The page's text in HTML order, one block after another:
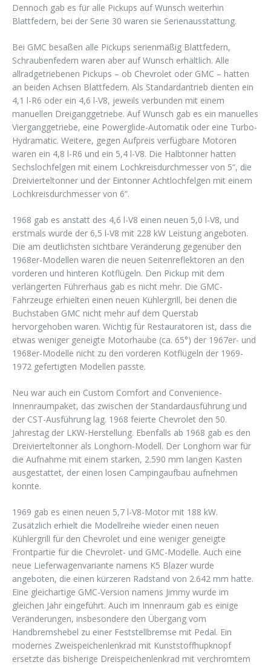
Dennoch gab es für alle Pickups auf Wunsch weiterhin
Blattfedern, bei der Serie 30 waren sie Serienausstattung.
Bei GMC besaßen alle Pickups serienmäßig Blattfedern,
Schraubenfedern waren aber auf Wunsch erhältlich. Alle
allradgetriebenen Pickups – ob Chevrolet oder GMC – hatten
an beiden Achsen Blattfedern. Als Standardantrieb dienten ein
4,1 l-R6 oder ein 4,6 l-V8, jeweils verbunden mit einem
manuellen Dreiganggetriebe. Auf Wunsch gab es ein manuelles
Vierganggetriebe, eine Powerglide-Automatik oder eine Turbo-
Hydramatic. Weitere, gegen Aufpreis verfügbare Motoren
waren ein 4,8 l-R6 und ein 5,4 l-V8. Die Halbtonner hatten
Sechslochfelgen mit einem Lochkreisdurchmesser von 5“, die
Dreivierteltonner und der Eintonner Achtlochfelgen mit einem
Lochkreisdurchmesser von 6“.
1968 gab es anstatt des 4,6 l-V8 einen neuen 5,0 l-V8, und
erstmals wurde der 6,5 l-V8 mit 228 kW Leistung angeboten.
Die am deutlichsten sichtbare Veränderung gegenüber den
1968er-Modellen waren die neuen Seitenreflektoren an den
vorderen und hinteren Kotflügeln. Den Pickup mit dem
verlängerten Führerhaus gab es nicht mehr. Die GMC-
Fahrzeuge erhielten einen neuen Kühlergrill, bei denen die
Buchstaben GMC nicht mehr auf dem Querstab
hervorgehoben waren. Wichtig für Restauratoren ist, dass die
etwas weniger geneigte Motorhaube (ca. 65°) der 1967er- und
1968er-Modelle nicht zu den vorderen Kotflügeln der 1969-
1972 gefertigten Modellen passte.
Neu war auch ein Custom Comfort and Convenience-
Innenraumpaket, das zwischen der Standardausführung und
der CST-Ausführung lag. 1968 feierte Chevrolet den 50.
Jahrestag der LKW-Herstellung. Ebenfalls ab 1968 gab es den
Dreivierteltonner als Longhorn-Modell. Der Longhorn war für
die Aufnahme mit einem starken, 2.590 mm langen Kasten
ausgestattet, der einen losen Campingaufbau aufnehmen
konnte.
1969 gab es einen neuen 5,7 l-V8-Motor mit 188 kW.
Zusätzlich erhielt die Modellreihe wieder einen neuen
Kühlergrill für den Chevrolet und eine weniger geneigte
Frontpartie für die Chevrolet- und GMC-Modelle. Auch eine
neue Lieferwagenvariante namens K5 Blazer wurde
angeboten, die einen kürzeren Radstand von 2.642 mm hatte.
Eine gleichartige GMC-Version namens Jimmy wurde im
gleichen Jahr eingeführt. Auch im Innenraum gab es einige
Veränderungen, insbesondere den Übergang vom
Handbremshebel zu einer Feststellbremse mit Pedal. Ein
modernes Zweispeichenlenkrad mit Kunststoffhupknopf
ersetzte das bisherige Dreispeichenlenkrad mit verchromtem